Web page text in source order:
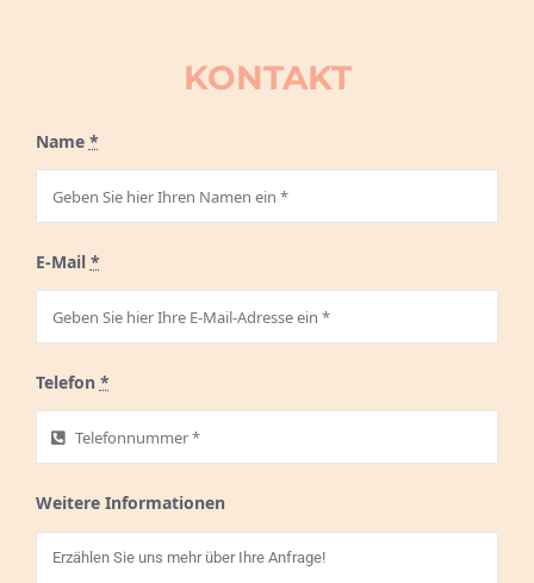
KONTAKT
Name *
E-Mail *
Telefon *
Weitere Informationen